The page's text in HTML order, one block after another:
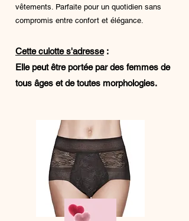
vêtements. Parfaite pour un quotidien sans
compromis entre confort et élégance.
Cette culotte s'adresse:
Elle peut être portée par des femmes de
tous âges et de toutes morphologies.